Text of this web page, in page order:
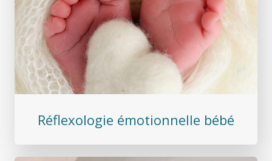
Réflexologie émotionnelle bébé